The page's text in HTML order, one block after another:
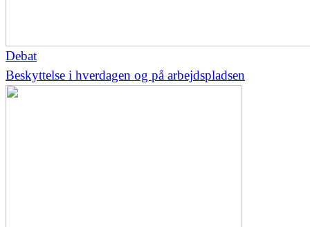
Debat
Beskyttelse i hverdagen og på arbejdspladsen